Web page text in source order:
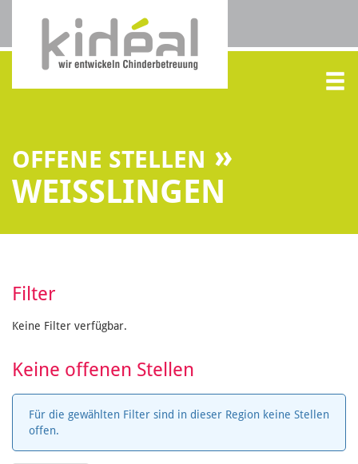
OFFENE STELLEN »
WEISSLINGEN
Filter
Keine Filter verfügbar.
Keine offenen Stellen
Für die gewählten Filter sind in dieser Region keine Stellen
offen.